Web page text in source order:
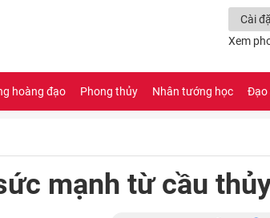
Cài
Xem
hoàng đạo Phong thủy Nhân tướng học Đạo
mạnh từ cầu